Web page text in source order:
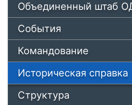
Объединенный штаб
События
Командование
Историческая справка
Структура